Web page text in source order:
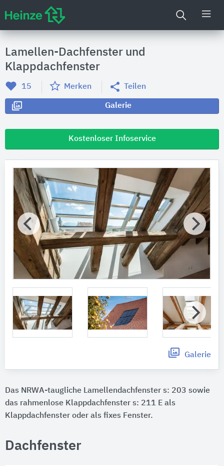
Lamellen-Dachfenster und
Klappdachfenster
15 Merken Teilen
Galerie
Kostenloser Infoservice
Galerie
Das NRWA-taugliche Lamellendachfenster s: 203 sowie
das rahmenlose Klappdachfenster s: 211 E als
Klappdachfenster oder als fixes Fenster.
Dachfenster